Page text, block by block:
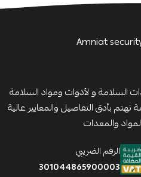
السلامة و لأدوات ومواد السلامة
بأدق التفاصيل والمعايير عالية
والمعدات
الرقم الضريبي
301044865900003